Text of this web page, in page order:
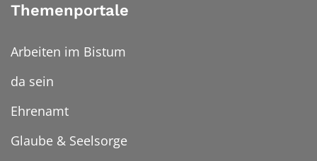
Themenportale
Arbeiten im Bistum
da sein
Ehrenamt
Glaube & Seelsorge